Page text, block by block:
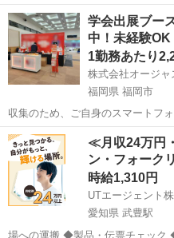
す。 ご自身のス…
長野 松本市 イベントス
学会出展ブー
中！未経験OK
1勤務あたり
株式会社オージャ
福岡県 福岡市
収集のため、ご自身のスマートフ
す。 ご自身のス…
福岡 福岡市 イベントスタ
≪月収24万円
ン・フォーク
時給1,310円
UTエージェント
愛知県 武豊駅
場への運搬 ◆製品・伝票チェック